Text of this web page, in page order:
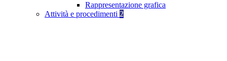
Rappresentazione grafica
Attività e procedimenti 2